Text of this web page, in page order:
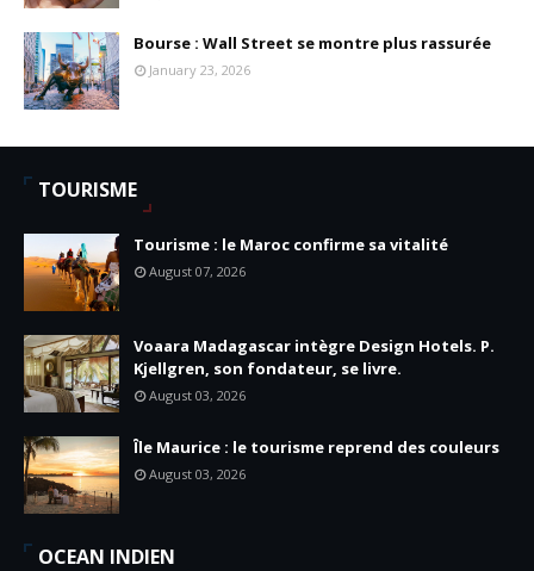
Bourse : Wall Street se montre plus rassurée
January 23, 2026
TOURISME
Tourisme : le Maroc confirme sa vitalité
August 07, 2026
Voaara Madagascar intègre Design Hotels. P.
Kjellgren, son fondateur, se livre.
August 03, 2026
Île Maurice : le tourisme reprend des couleurs
August 03, 2026
OCEAN INDIEN